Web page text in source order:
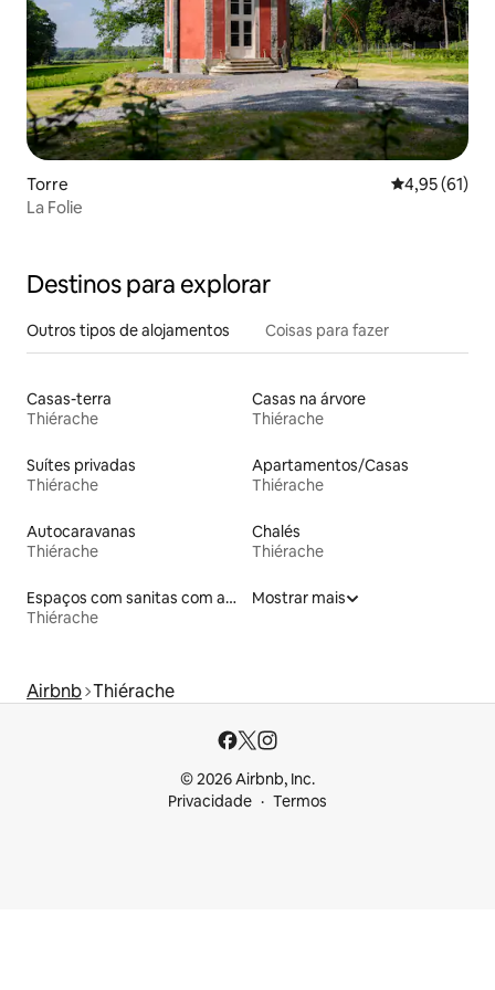
Torre Classificação
4,95 (61)
La Folie
Destinos para explorar
Outros tipos de alojamentos Coisas para fazer
Casas-terra
Thiérache
Casas na árvore
Thiérache
Suítes privadas
Thiérache
Apartamentos/Casas
Thiérache
Autocaravanas
Thiérache
Chalés
Thiérache
Espaços com sanitas com acessos adaptados em altura
Thiérache
Mostrar mais
Airbnb Thiérache
© 2026 Airbnb, Inc.
Privacidade
Termos